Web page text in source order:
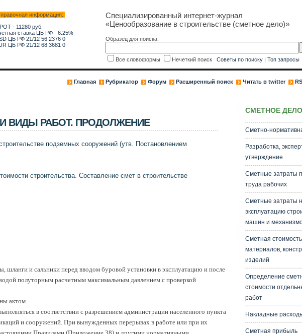
информация:
- 11280 руб.
ставка ЦБ РФ - 6.25%
ЦБ РФ 21/12 56.2376 0
ЦБ РФ 21/12 68.3681 0
Специализированный интернет-журнал
«Ценообразование в строительстве (сметное дело)»
Образец для поиска:
Все словоформы Нечеткий поиск Советы по поиску| Топ запросы
Главная Рубрикатор Форум Расширенный поиск Читать в twitter
ВИДЫ РАБОТ. ПРОДОЛЖЕНИЕ
подземных сооружений (утв. Постановлением
строительства. Составление смет в строительстве
шланги и сальники перед вводом буровой установки в эксплуатацию и после
полуторным расчетным максимальным давлением с проверкой
актом.
в соответствии с разрешением администрации населенного пункта
и сооружений. При вынужденных перерывах в работе или при их
СМЕТНОЕ ДЕЛО
Сметно-
Разработка,
утверждение
Сметные затраты
труда рабочих
Сметные затраты
эксплуатацию
машин и
Сметная стоимость
материалов,
изделий
Определение
стоимости
работ
Накладные
Сметная прибыль